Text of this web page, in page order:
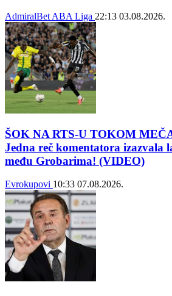
AdmiralBet ABA Liga 22:13 03.08.2026.
ŠOK NA RTS-U TOKOM
Jedna reč komentatora izazvala
među Grobarima! (VIDEO)
Evrokupovi 10:33 07.08.2026.